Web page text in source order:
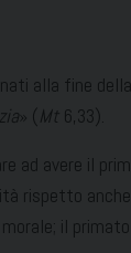
alla fine
» ( Mt 6,33).
ad avere il
rispetto
il